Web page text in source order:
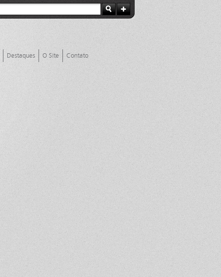
Destaques O Site Contato